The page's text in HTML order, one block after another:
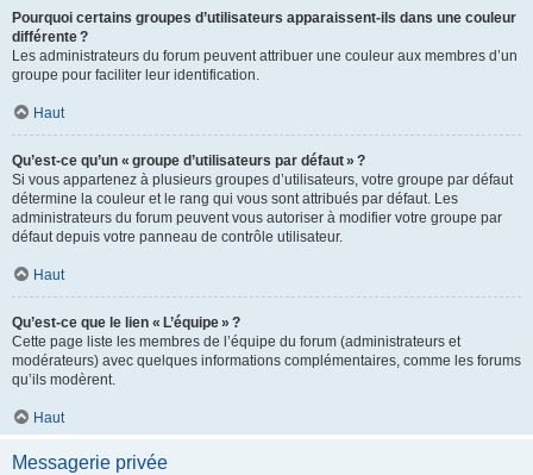
Pourquoi certains groupes d’utilisateurs apparaissent-ils dans une couleur
différente ?
Les administrateurs du forum peuvent attribuer une couleur aux membres d’un
groupe pour faciliter leur identification.
Haut
Qu’est-ce qu’un « groupe d’utilisateurs par défaut » ?
Si vous appartenez à plusieurs groupes d’utilisateurs, votre groupe par défaut
détermine la couleur et le rang qui vous sont attribués par défaut. Les
administrateurs du forum peuvent vous autoriser à modifier votre groupe par
défaut depuis votre panneau de contrôle utilisateur.
Haut
Qu’est-ce que le lien « L’équipe » ?
Cette page liste les membres de l’équipe du forum (administrateurs et
modérateurs) avec quelques informations complémentaires, comme les forums
qu’ils modèrent.
Haut
Messagerie privée